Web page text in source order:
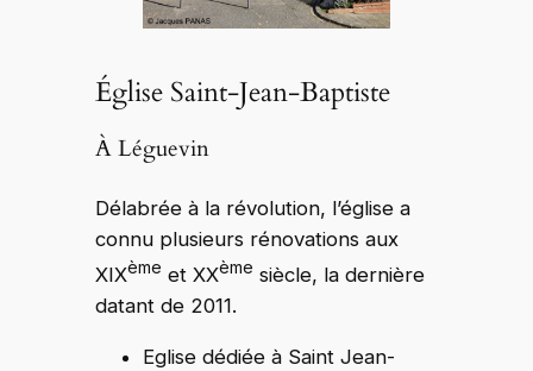
Église Saint-Jean-Baptiste
À Léguevin
Délabrée à la révolution, l’église a
connu plusieurs rénovations aux
XIXème et XXème siècle, la dernière
datant de 2011.
Eglise dédiée à Saint Jean-